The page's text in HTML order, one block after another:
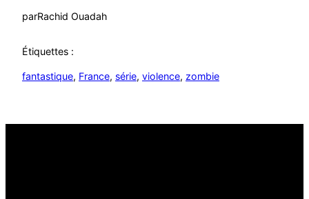
parRachid Ouadah
Étiquettes :
fantastique, France, série, violence, zombie